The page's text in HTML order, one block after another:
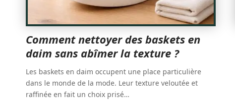
Comment nettoyer des baskets en
daim sans abîmer la texture ?
Les baskets en daim occupent une place particulière
dans le monde de la mode. Leur texture veloutée et
raffinée en fait un choix prisé…